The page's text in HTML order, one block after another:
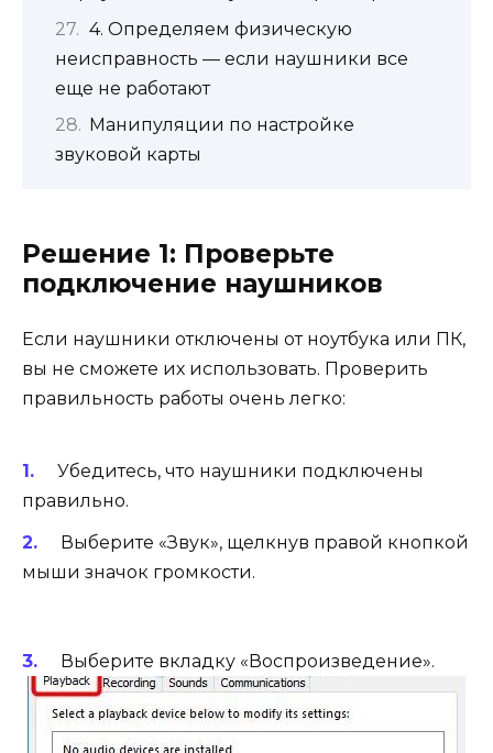
4. Определяем физическую
неисправность — если наушники все
еще не работают
Манипуляции по настройке
звуковой карты
Решение 1: Проверьте
подключение наушников
Если наушники отключены от ноутбука или ПК,
вы не сможете их использовать. Проверить
правильность работы очень легко:
Убедитесь, что наушники подключены
правильно.
Выберите «Звук», щелкнув правой кнопкой
мыши значок громкости.
Выберите вкладку «Воспроизведение».